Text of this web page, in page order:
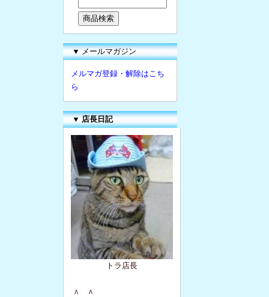
▼ メールマガジン
メルマガ登録・解除はこち
ら
▼ 店長日記
トラ店長
Λ   Λ